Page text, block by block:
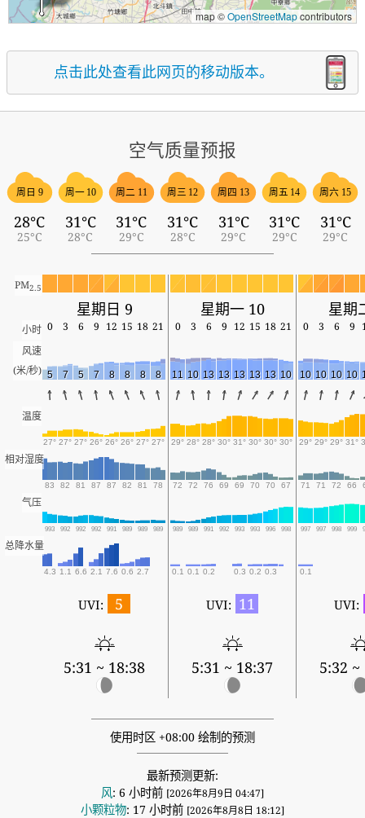
map ©OpenStreetMapcontributors
点击此处查看此网页的移动版本。
空气质量预报
周日 9
28°C
25°C
周一 10
31°C
28°C
周二 11
31°C
29°C
周三 12
31°C
28°C
周四 13
31°C
29°C
周五 14
31°C
29°C
周六 15
31°C
29°C
PM2.5
星期日 9 星期一 10 星期
小时 0 3 6 9 12 15 18 21 0 3 6 9 12 15 18 21 0 3 6 9
风速
(米/秒) 5 7 5 7 8 8 8 8 11 10 13 13 13 13 13 10 10 10 10 10
温度
27° 27° 27° 26° 26° 26° 27° 27° 29° 28° 28° 30° 31° 30° 30° 30° 29° 29° 29° 31°
相对湿度
83 82 81 87 87 82 81 78 72 72 76 69 69 70 70 67 71 71 72 66
气压
993 992 992 992 991 989 989 989 989 989 991 992 993 993 996 998 997 997 998 999
总降水量
4.3 1.1 6.6 2.1 7.6 0.6 2.7 0.1 0.1 0.2 0.3 0.2 0.3 0.1
UVI: 5
5:31 ~ 18:38
UVI: 11
5:31 ~ 18:37
UVI:
5:32 ~
使用时区 +08:00 绘制的预测
最新预测更新:
风: 6 小时前 [2026年8月9日 04:47]
小颗粒物: 17 小时前 [2026年8月8日 18:12]